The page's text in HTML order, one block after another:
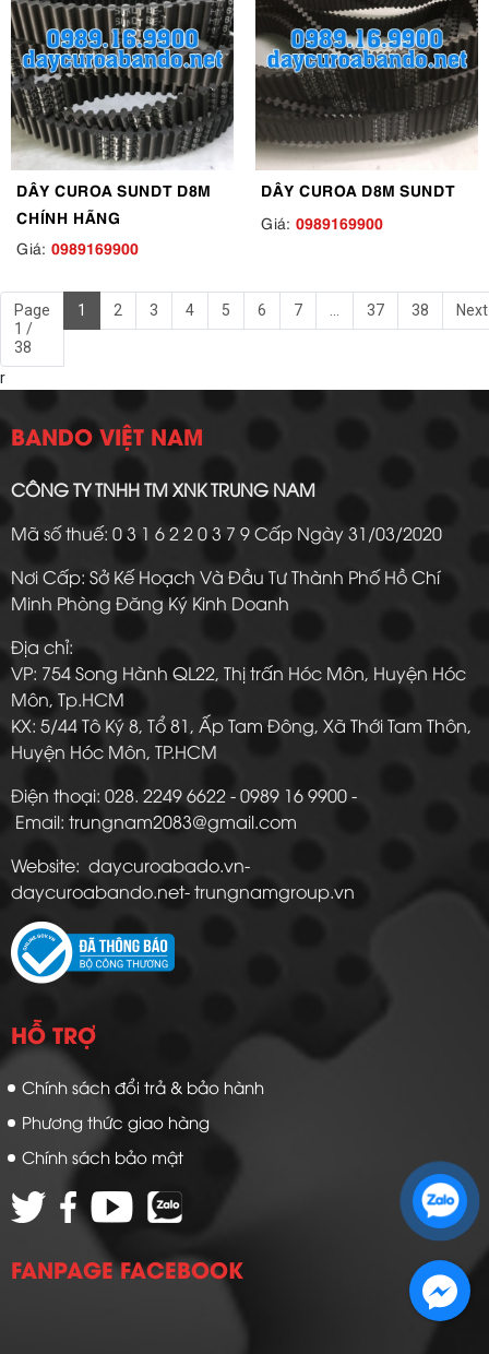
DÂY CUROA SUNDT D8M
CHÍNH HÃNG
Giá: 0989169900
DÂY CUROA D8M SUNDT
Giá: 0989169900
Page
1 /
38
1 2 3 4 5 6 7 ... 37 38 Next
r
BANDO VIỆT NAM
CÔNG TY TNHH TM XNK TRUNG NAM
Mã số thuế: 0 3 1 6 2 2 0 3 7 9 Cấp Ngày 31/03/2020
Nơi Cấp: Sở Kế Hoạch Và Đầu Tư Thành Phố Hồ Chí
Minh Phòng Đăng Ký Kinh Doanh
Địa chỉ:
VP: 754 Song Hành QL22, Thị trấn Hóc Môn, Huyện Hóc
Môn, Tp.HCM
KX: 5/44 Tô Ký 8, Tổ 81, Ấp Tam Đông, Xã Thới Tam Thôn,
Huyện Hóc Môn, TP.HCM
Điện thoại: 028. 2249 6622 - 0989 16 9900 -
Email: trungnam2083@gmail.com
Website: daycuroabado.vn-
daycuroabando.net- trungnamgroup.vn
HỖ TRỢ
Chính sách đổi trả & bảo hành
Phương thức giao hàng
Chính sách bảo mật
FANPAGE FACEBOOK
Zalo 2: 0972 14 9900